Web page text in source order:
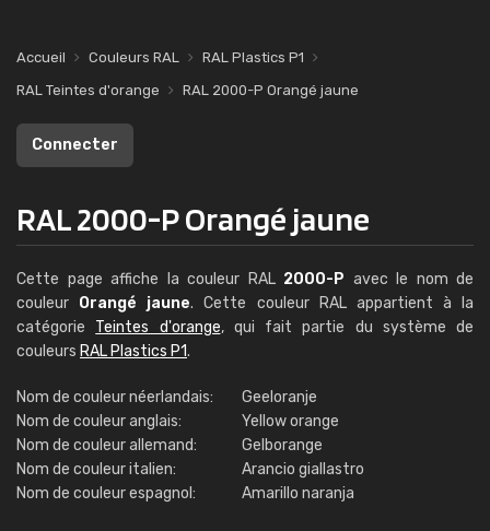
Accueil Couleurs RAL
RAL Plastics P1
RAL Teintes d'orange
RAL 2000-P Orangé jaune
Connecter
RAL 2000-P Orangé jaune
Cette page affiche la couleur RAL 2000-P avec le nom de
couleur Orangé jaune. Cette couleur RAL appartient à la
catégorie Teintes d'orange, qui fait partie du système de
couleurs RAL Plastics P1.
Nom de couleur néerlandais:
Geeloranje
Nom de couleur anglais:
Yellow orange
Nom de couleur allemand:
Gelborange
Nom de couleur italien:
Arancio giallastro
Nom de couleur espagnol:
Amarillo naranja